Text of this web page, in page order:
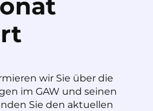
wir Sie über die
im GAW und seinen
Sie den aktuellen